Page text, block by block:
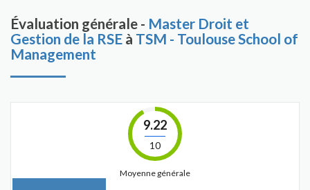
Évaluation générale - Master Droit et
Gestion de la RSE à TSM - Toulouse School of
Management
9.22
10
Moyenne générale